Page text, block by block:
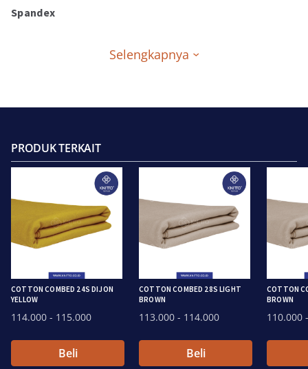
Spandex
Selengkapnya
PRODUK TERKAIT
COTTON COMBED 24S DIJON
YELLOW
114.000 - 115.000
Beli
COTTON COMBED 28S LIGHT
BROWN
113.000 - 114.000
Beli
COTTON
BROWN
110.000